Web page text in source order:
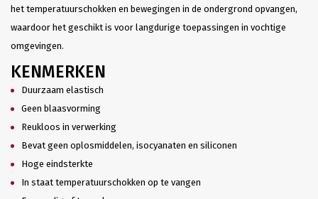
het temperatuurschokken en bewegingen in de ondergrond opvangen,
waardoor het geschikt is voor langdurige toepassingen in vochtige
omgevingen.
KENMERKEN
Duurzaam elastisch
Geen blaasvorming
Reukloos in verwerking
Bevat geen oplosmiddelen, isocyanaten en siliconen
Hoge eindsterkte
In staat temperatuurschokken op te vangen